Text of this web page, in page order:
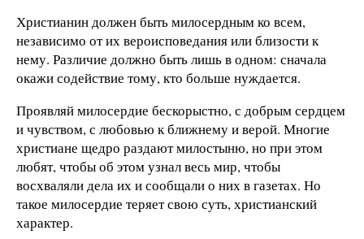
Христианин должен быть милосердным ко всем,
независимо от их вероисповедания или близости к
нему. Различие должно быть лишь в одном: сначала
окажи содействие тому, кто больше нуждается.
Проявляй милосердие бескорыстно, с добрым сердцем
и чувством, с любовью к ближнему и верой. Многие
христиане щедро раздают милостыню, но при этом
любят, чтобы об этом узнал весь мир, чтобы
восхваляли дела их и сообщали о них в газетах. Но
такое милосердие теряет свою суть, христианский
характер.